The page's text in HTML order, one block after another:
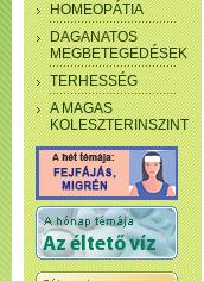
HOMEOPÁTIA
DAGANATOS
MEGBETEGEDÉSEK
TERHESSÉG
A MAGAS
KOLESZTERINSZINT